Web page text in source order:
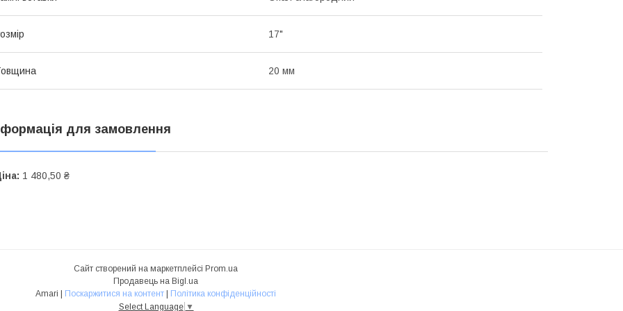
17"
20 мм
для замовлення
1 480,50 ₴
Сайт створений на маркетплейсі Prom.ua
Продавець на Bigl.ua
Amari | Поскаржитися на контент | Політика конфіденційності
Select Language ▼